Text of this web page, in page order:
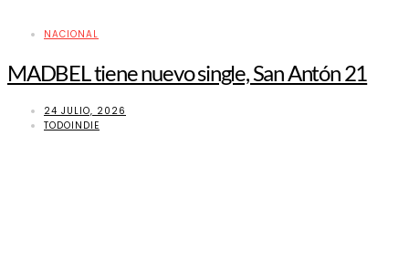
NACIONAL
MADBEL tiene nuevo single, San Antón 21
24 JULIO, 2026
TODOINDIE